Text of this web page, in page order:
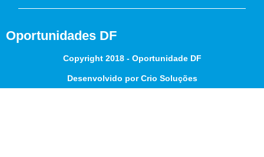
Oportunidades DF
Copyright 2018 - Oportunidade DF
Desenvolvido por Crio Soluções